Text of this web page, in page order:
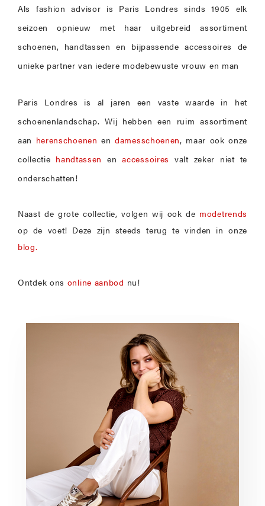
Als fashion advisor is Paris Londres sinds 1905 elk
seizoen opnieuw met haar uitgebreid assortiment
schoenen, handtassen en bijpassende accessoires de
unieke partner van iedere modebewuste vrouw en man
Paris Londres is al jaren een vaste waarde in het
schoenenlandschap. Wij hebben een ruim assortiment
aan herenschoenen endamesschoenen, maar ook onze
collectie handtassen enaccessoires valt zeker niet te
onderschatten!
Naast de grote collectie, volgen wij ook de modetrends
op de voet! Deze zijn steeds terug te vinden in onze
blog.
Ontdek ons online aanbod nu!